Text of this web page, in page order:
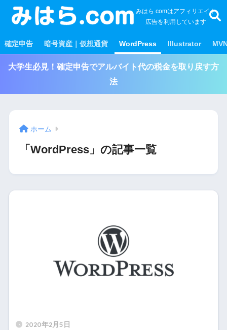
みはら.comはアフィリエイト
広告を利用しています
確定申告 暗号資産｜仮想通貨 WordPress Illustrator
大学生必見！確定申告でアルバイト代の税金を取り戻す方
法
ホーム
「WordPress」の記事一覧
2020年2月5日